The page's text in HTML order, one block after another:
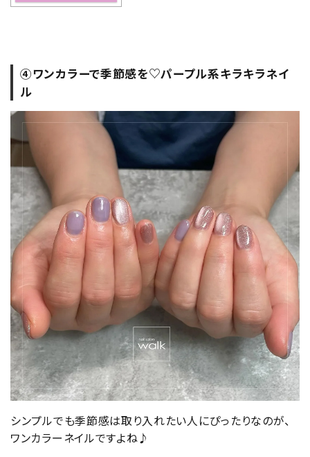
④ワンカラーで季節感を♡パープル系キラキラネイ
ル
シンプルでも季節感は取り入れたい人にぴったりなのが、
ワンカラーネイルですよね♪